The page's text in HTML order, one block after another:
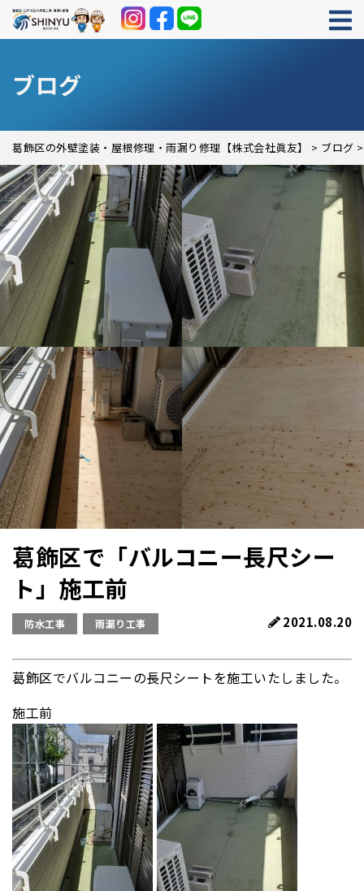
ブログ
葛飾区の外壁塗装・屋根修理・雨漏り修理【株式会社眞友】 > ブログ
葛飾区で「バルコニー長尺シー
ト」施工前
防水工事 雨漏り工事 2021.08.20
葛飾区でバルコニーの長尺シートを施工いたしました。
施工前